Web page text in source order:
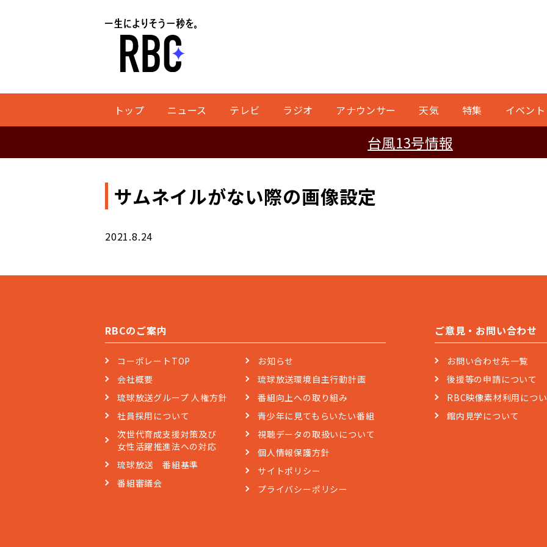
トップ ニュース テレビ ラジオ アナウンサー 天気 特集 イベント
台風13号情報
サムネイルがない際の画像設定
2021.8.24
RBCのご案内
コーポレートTOP
会社概要
琉球放送グループ 人権方針
社員採用について
次世代育成支援対策及び
女性活躍推進法への対応
琉球放送 番組基準
番組審議会
お知らせ
琉球放送環境自主行動計画
番組向上への取り組み
青少年に見てもらいたい番組
視聴データの取扱いについて
個人情報保護方針
サイトポリシー
プライバシーポリシー
ご意見・お問い合わせ
お問い合わせ先一覧
後援等の申請について
RBC映像素材利用につ
館内見学について